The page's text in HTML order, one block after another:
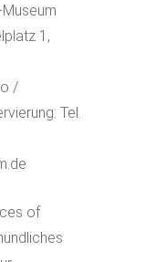
1,
/
Tel.
of